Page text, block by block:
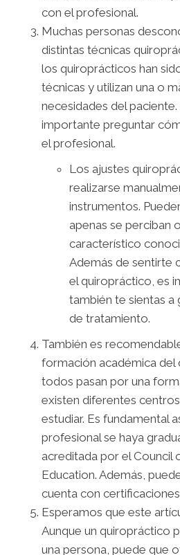
con el profesional.
Muchas personas
distintas técnicas
los quiroprácticos han
técnicas y utilizan una o
necesidades del
importante preguntar
el profesional.
Los ajustes
realizarse
instrumentos.
apenas se perciban
característico
Además de sentirte
el quiropráctico, es
también te sientas a
de tratamiento.
También es
formación académica del
todos pasan por una
existen diferentes
estudiar. Es fundamental
profesional se haya
acreditada por el Council
Education. Además,
cuenta con
Esperamos que este
Aunque un quiropráctico
una persona, puede que